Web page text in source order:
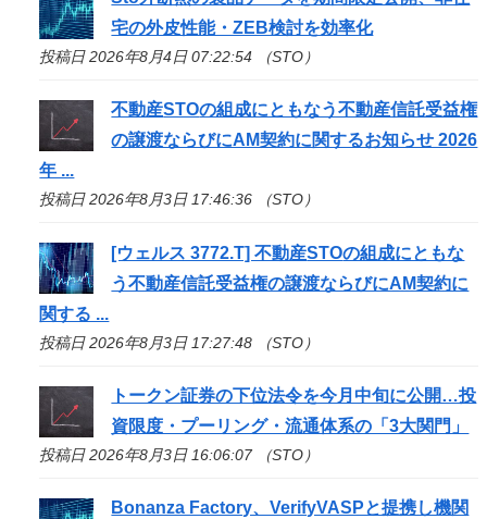
宅の外皮性能・ZEB検討を効率化
投稿日 2026年8月4日 07:22:54 （STO）
不動産STOの組成にともなう不動産信託受益権
の譲渡ならびにAM契約に関するお知らせ 2026
年 ...
投稿日 2026年8月3日 17:46:36 （STO）
[ウェルス 3772.T] 不動産STOの組成にともな
う不動産信託受益権の譲渡ならびにAM契約に
関する ...
投稿日 2026年8月3日 17:27:48 （STO）
トークン証券の下位法令を今月中旬に公開…投
資限度・プーリング・流通体系の「3大関門」
投稿日 2026年8月3日 16:06:07 （STO）
Bonanza Factory、VerifyVASPと提携し機関